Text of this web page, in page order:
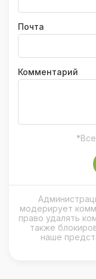
Почта
Комментарий
модерирует
право удалять
также
наше